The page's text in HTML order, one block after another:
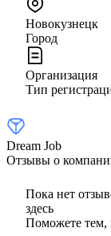
Новокузнецк
Город
Организация
Тип
Dream Job
Отзывы о
Пока нет
здесь
Поможете тем,